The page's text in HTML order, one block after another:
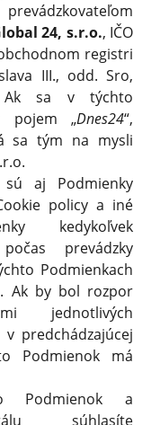
24, s.r.o., IČO
registri
III., odd. Sro,
Ak sa v týchto
pojem „Dnes24“,
sa tým na mysli
sú aj Podmienky
policy a iné
kedykoľvek
prevádzky
Podmienkach
Ak by bol rozpor
jednotlivých
predchádzajúcej
Podmienok má
Podmienok a
súhlasíte